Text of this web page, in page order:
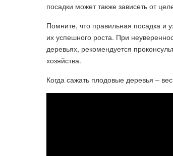
посадки может также зависеть от
Помните, что правильная посадка и
их успешного роста. При
деревьях, рекомендуется
хозяйства.
Когда сажать плодовые деревья –